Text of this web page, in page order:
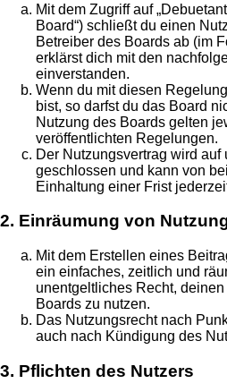
Mit dem Zugriff auf
Board“) schließt du einen
Betreiber des Boards ab (im
erklärst dich mit den
einverstanden.
Wenn du mit diesen
bist, so darfst du das Board
Nutzung des Boards gelten
veröffentlichten Regelungen.
Der Nutzungsvertrag wird auf
geschlossen und kann von
Einhaltung einer Frist
2. Einräumung von
Mit dem Erstellen eines
ein einfaches, zeitlich und
unentgeltliches Recht,
Boards zu nutzen.
Das Nutzungsrecht nach
auch nach Kündigung des
3. Pflichten des Nutzers